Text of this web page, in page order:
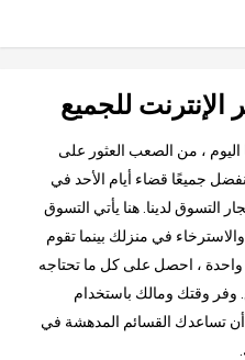
للجميع
اليوم ، من الصعب العثور على
جميعًا قضاء أيام الأحد في
التسوق لدينا. هنا يأتي التسوق
والاسترخاء في منزلك بينما تقوم
واحدة ، احصل على كل ما تحتاجه
وفر وقتك ومالك باستخدام
أن تساعدك القسائم المدهشة في